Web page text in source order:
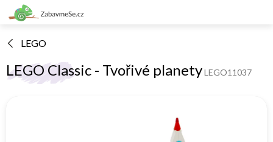
Přejít
na
LEGO
LEGO Classic - Tvořivé planetyLEGO11037